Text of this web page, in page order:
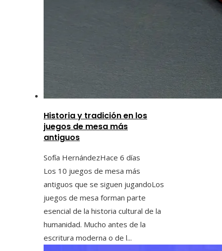
Historia y tradición en los
juegos de mesa más
antiguos
Sofía HernándezHace 6 días
Los 10 juegos de mesa más
antiguos que se siguen jugandoLos
juegos de mesa forman parte
esencial de la historia cultural de la
humanidad. Mucho antes de la
escritura moderna o de l...